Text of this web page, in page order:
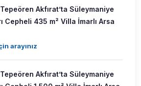
Akfırat’ta Süleymaniye
Cepheli 435 m² Villa İmarlı Arsa
arayınız
Akfırat’ta Süleymaniye